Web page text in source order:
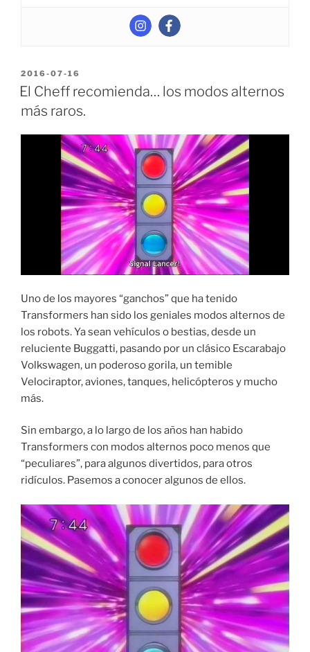
POSTED
ON
2016-07-16
El Cheff recomienda… los modos alternos
más raros.
Uno de los mayores “ganchos” que ha tenido
Transformers han sido los geniales modos alternos de
los robots. Ya sean vehículos o bestias, desde un
reluciente Buggatti, pasando por un clásico Escarabajo
Volkswagen, un poderoso gorila, un temible
Velociraptor, aviones, tanques, helicópteros y mucho
más.
Sin embargo, a lo largo de los años han habido
Transformers con modos alternos poco menos que
“peculiares”, para algunos divertidos, para otros
ridículos. Pasemos a conocer algunos de ellos.